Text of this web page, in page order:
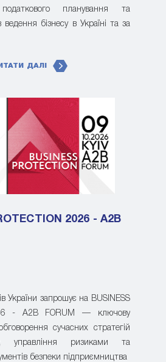
податкового планування та
ведення бізнесу в Україні та за
ДАЛІ
2026 - A2B
України запрошує на BUSINESS
- A2B FORUM — ключову
сучасних стратегій
управління ризиками та
безпеки підприємництва